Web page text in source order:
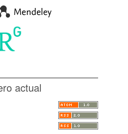
actual